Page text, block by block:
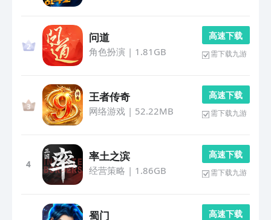
问道
角色扮演 | 1.81GB
高 速 下 载
需下载九游
王者传奇
网络游戏| 52.22MB
高 速 下 载
需下载九游
4
率土之滨
经营策略 | 1.86GB
高 速 下 载
需下载九游
蜀门 高 速 下 载